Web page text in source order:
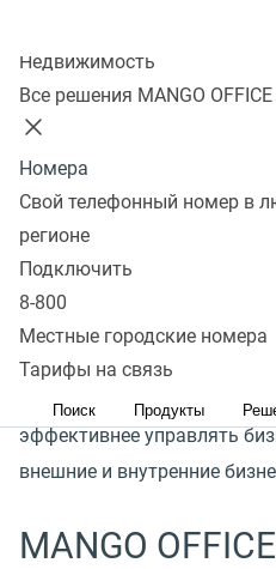
Недвижимость
Все решения MANGO OFFICE
Номера
Свой телефонный номер в
регионе
Подключить
8-800
Местные городские номера
Тарифы на связь
Поиск Продукты
Подключить
Более 25 лет
Наша миссия
Создавать продукты,
эффективнее управлять
внешние и внутренние
MANGO